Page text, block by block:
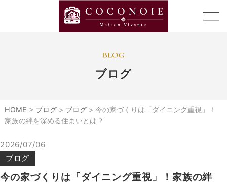
ブログ
HOME > ブログ> ブログ> 今の家づくりは「ダイニング重視」！
家族の絆を深める住まいとは？
2026/07/06
ブログ
今の家づくりは「ダイニング重視」！家族の絆